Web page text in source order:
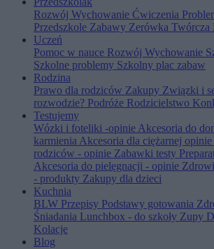
Rozwój Wychowanie Ćwiczenia
Przedszkole Zabawy Zerówka Twórcza
Uczeń
Pomoc w nauce Rozwój Wychowanie
Szkolne problemy Szkolny plac zabaw
Rodzina
Prawo dla rodziców Zakupy Związki i
rozwodzie? Podróże Rodzicielstwo
Testujemy
Wózki i foteliki -opinieAkcesoria do
karmieniaAkcesoria dla ciężarnej opinie
rodziców - opinie Zabawki testy
Akcesoria do pielęgnacji - opinie
- produkty Zakupy dla dzieci
Kuchnia
BLW Przepisy Podstawy gotowania
Śniadania Lunchbox - do szkoły Zupy
Kolacje
Blog